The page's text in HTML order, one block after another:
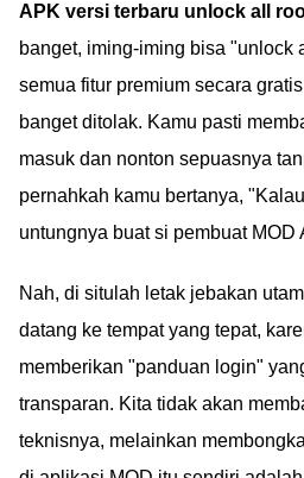
APK versi terbaru unlock all
banget, iming-iming bisa "unlock
semua fitur premium secara
banget ditolak. Kamu pasti
masuk dan nonton sepuasnya
pernahkah kamu bertanya,
untungnya buat si pembuat MOD
Nah, di situlah letak jebakan
datang ke tempat yang tepat,
memberikan "panduan login"
transparan. Kita tidak akan
teknisnya, melainkan